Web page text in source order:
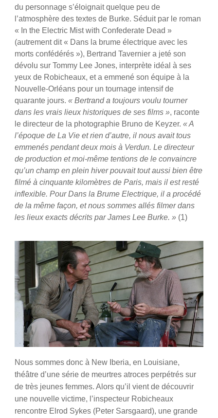
du personnage s’éloignait quelque peu de
l’atmosphère des textes de Burke. Séduit par le roman
« In the Electric Mist with Confederate Dead »
(autrement dit « Dans la brume électrique avec les
morts confédérés »), Bertrand Tavernier a jeté son
dévolu sur Tommy Lee Jones, interprète idéal à ses
yeux de Robicheaux, et a emmené son équipe à la
Nouvelle-Orléans pour un tournage intensif de
quarante jours. « Bertrand a toujours voulu tourner
dans les vrais lieux historiques de ses films », raconte
le directeur de la photographie Bruno de Keyzer. « A
l’époque de La Vie et rien d’autre, il nous avait tous
emmenés pendant deux mois à Verdun. Le directeur
de production et moi-même tentions de le convaincre
qu’un champ en plein hiver pouvait tout aussi bien être
filmé à cinquante kilomètres de Paris, mais il est resté
inflexible. Pour Dans la Brume Electrique, il a procédé
de la même façon, et nous sommes allés filmer dans
les lieux exacts décrits par James Lee Burke. » (1)
Nous sommes donc à New Iberia, en Louisiane,
théâtre d’une série de meurtres atroces perpétrés sur
de très jeunes femmes. Alors qu’il vient de découvrir
une nouvelle victime, l’inspecteur Robicheaux
rencontre Elrod Sykes (Peter Sarsgaard), une grande